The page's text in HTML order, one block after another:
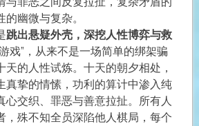
幽微与复杂。
跳出悬疑外壳，深挖人性博弈与救
戏”，从来不是一场简单的绑架骗
天的人性试炼。十天的朝夕相处，
真挚的情愫，功利的算计中渗入纯
心交织、罪恶与善意拉扯。所有人
，殊不知全员深陷他人棋局，每个